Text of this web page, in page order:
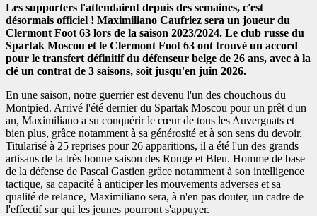
Les supporters l'attendaient depuis des semaines, c'est
désormais officiel ! Maximiliano Caufriez sera un joueur du
Clermont Foot 63 lors de la saison 2023/2024. Le club russe du
Spartak Moscou et le Clermont Foot 63 ont trouvé un accord
pour le transfert définitif du défenseur belge de 26 ans, avec à la
clé un contrat de 3 saisons, soit jusqu'en juin 2026.
En une saison, notre guerrier est devenu l'un des chouchous du
Montpied. Arrivé l'été dernier du Spartak Moscou pour un prêt d'un
an, Maximiliano a su conquérir le cœur de tous les Auvergnats et
bien plus, grâce notamment à sa générosité et à son sens du devoir.
Titularisé à 25 reprises pour 26 apparitions, il a été l'un des grands
artisans de la très bonne saison des Rouge et Bleu. Homme de base
de la défense de Pascal Gastien grâce notamment à son intelligence
tactique, sa capacité à anticiper les mouvements adverses et sa
qualité de relance, Maximiliano sera, à n'en pas douter, un cadre de
l'effectif sur qui les jeunes pourront s'appuyer.